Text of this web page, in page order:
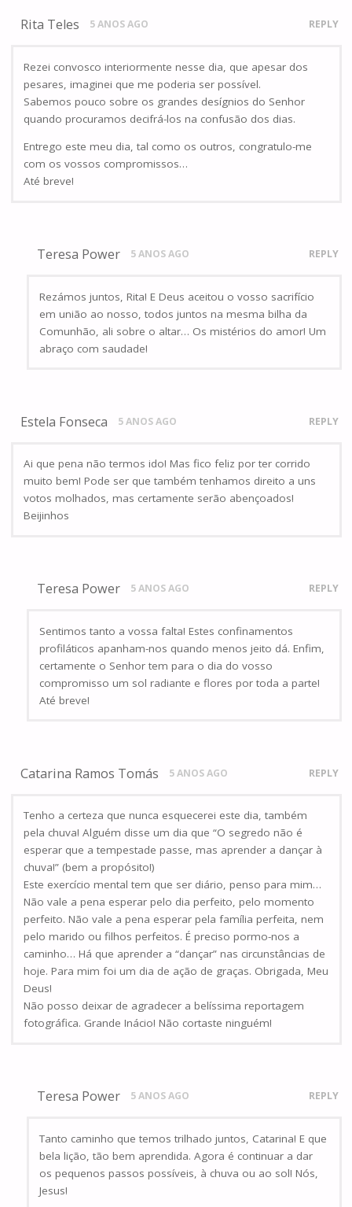
Rita Teles 5 ANOS AGO REPLY
Rezei convosco interiormente nesse dia, que apesar dos
pesares, imaginei que me poderia ser possível.
Sabemos pouco sobre os grandes desígnios do Senhor
quando procuramos decifrá-los na confusão dos dias.
Entrego este meu dia, tal como os outros, congratulo-me
com os vossos compromissos…
Até breve!
Teresa Power 5 ANOS AGO REPLY
Rezámos juntos, Rita! E Deus aceitou o vosso sacrifício
em união ao nosso, todos juntos na mesma bilha da
Comunhão, ali sobre o altar… Os mistérios do amor! Um
abraço com saudade!
Estela Fonseca 5 ANOS AGO REPLY
Ai que pena não termos ido! Mas fico feliz por ter corrido
muito bem! Pode ser que também tenhamos direito a uns
votos molhados, mas certamente serão abençoados!
Beijinhos
Teresa Power 5 ANOS AGO REPLY
Sentimos tanto a vossa falta! Estes confinamentos
profiláticos apanham-nos quando menos jeito dá. Enfim,
certamente o Senhor tem para o dia do vosso
compromisso um sol radiante e flores por toda a parte!
Até breve!
Catarina Ramos Tomás 5 ANOS AGO REPLY
Tenho a certeza que nunca esquecerei este dia, também
pela chuva! Alguém disse um dia que “O segredo não é
esperar que a tempestade passe, mas aprender a dançar à
chuva!” (bem a propósito!)
Este exercício mental tem que ser diário, penso para mim…
Não vale a pena esperar pelo dia perfeito, pelo momento
perfeito. Não vale a pena esperar pela família perfeita, nem
pelo marido ou filhos perfeitos. É preciso pormo-nos a
caminho… Há que aprender a “dançar” nas circunstâncias de
hoje. Para mim foi um dia de ação de graças. Obrigada, Meu
Deus!
Não posso deixar de agradecer a belíssima reportagem
fotográfica. Grande Inácio! Não cortaste ninguém!
Teresa Power 5 ANOS AGO REPLY
Tanto caminho que temos trilhado juntos, Catarina! E que
bela lição, tão bem aprendida. Agora é continuar a dar
os pequenos passos possíveis, à chuva ou ao sol! Nós,
Jesus!